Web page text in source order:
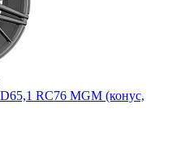
RC76 MGM (конус,